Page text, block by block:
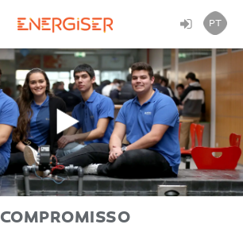
PT
Reproduzir
Vídeo
COMPROMISSO